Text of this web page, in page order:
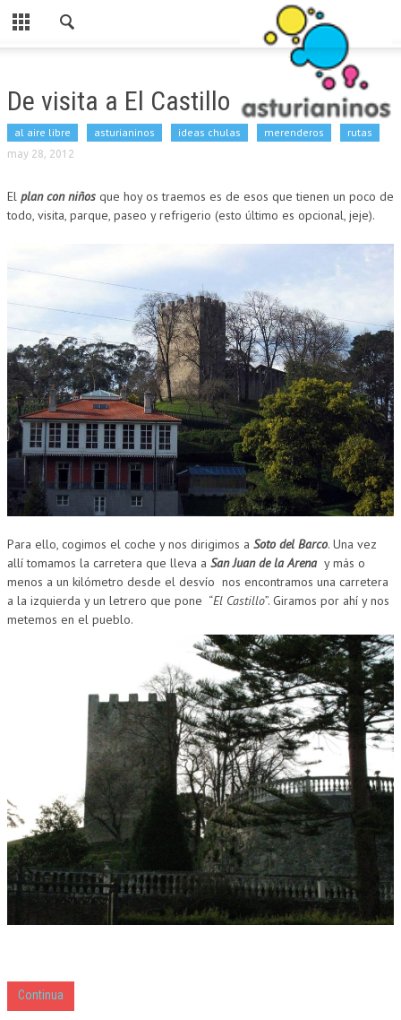
Cerrar
CATEGORIAS
PARA ESTE FINDE
RUTAS
MERENDEROS
SI LLUEVE
PARA COMER
LUDOTECAS
CUMPLEAÑOS
MUSEOS
CONTACT
De visita a El Castillo
al aire libre asturianinos ideas chulas merenderos rutas
may 28, 2012
El plan con niños que hoy os traemos es de esos que tienen un poco de
todo, visita, parque, paseo y refrigerio (esto último es opcional, jeje).
Para ello, cogimos el coche y nos dirigimos a Soto del Barco. Una vez
allí tomamos la carretera que lleva a San Juan de la Arena y más o
menos a un kilómetro desde el desvío nos encontramos una carretera
a la izquierda y un letrero que pone “El Castillo”. Giramos por ahí y nos
metemos en el pueblo.
Continua